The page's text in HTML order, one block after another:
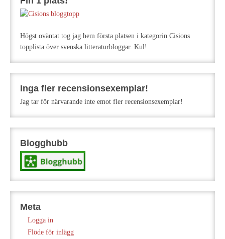
Högst oväntat tog jag hem första platsen i kategorin Cisions
topplista över svenska litteraturbloggar. Kul!
Inga fler recensionsexemplar!
Jag tar för närvarande inte emot fler recensionsexemplar!
Blogghubb
Meta
Logga in
Flöde för inlägg